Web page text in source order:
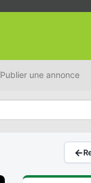
Publier une annonce
←